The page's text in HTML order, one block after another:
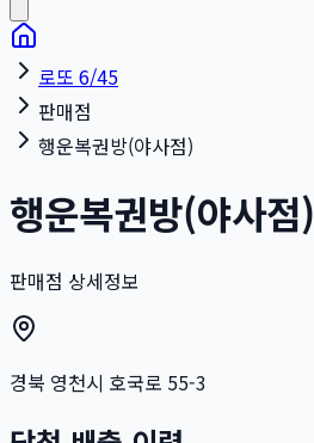
로또 6/45
판매점
행운복권방(야사점)
행운복권방(야사점)
판매점 상세정보
경북 영천시 호국로 55-3